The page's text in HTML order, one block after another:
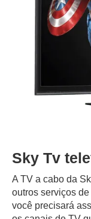
Sky Tv
A TV a cabo da
outros serviços
você precisará